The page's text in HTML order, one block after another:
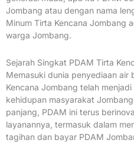
Jombang atau dengan nama
Minum Tirta Kencana Jombang
warga Jombang.
Sejarah Singkat PDAM Tirta
Memasuki dunia penyediaan air
Kencana Jombang telah
kehidupan masyarakat
panjang, PDAM ini terus
layanannya, termasuk dalam
tagihan dan bayar PDAM